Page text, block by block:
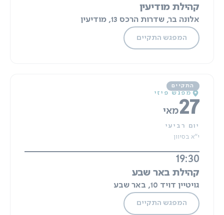
קהילת מודיעין
אלונה בר, שדרות הרכס 13, מודיעין
המפגש התקיים
מפגש פיזי
27מאי
יום רביעי
י"א בסיוון
19:30
קהילת באר שבע
גויטיין דויד 10, באר שבע
המפגש התקיים